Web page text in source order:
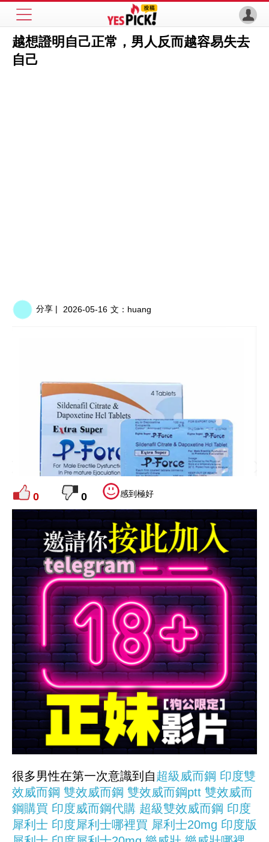
越想證明自己正常，男人反而越容易失去
自己
分享 | 2026-05-16 文： huang
0 0 感到極好
很多男性在第一次意識到自超級威而鋼 印度雙
效威而鋼 雙效威而鋼 雙效威而鋼ptt 雙效威而
鋼購買 印度威而鋼代購 超級雙效威而鋼 印度
犀利士 印度犀利士哪裡買 犀利士20mg 印度版